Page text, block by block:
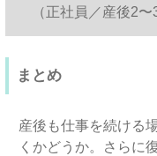
（正社員／産後2
まとめ
産後も仕事を続ける
くかどうか。さらに